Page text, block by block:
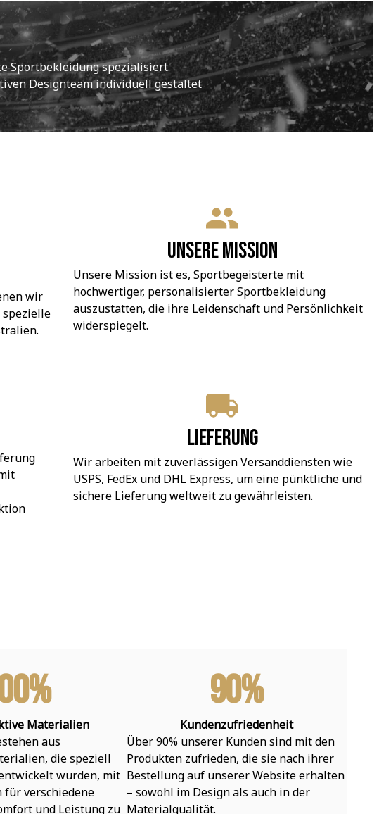
Sportbekleidung spezialisiert.
Designteam individuell gestaltet
wir
Unsere Mission
Unsere Mission ist es, Sportbegeisterte mit
hochwertiger, personalisierter Sportbekleidung
auszustatten, die ihre Leidenschaft und Persönlichkeit
widerspiegelt.
Lieferung
Wir arbeiten mit zuverlässigen Versanddiensten wie
USPS, FedEx und DHL Express, um eine pünktliche und
sichere Lieferung weltweit zu gewährleisten.
Materialien
aus
die speziell
wurden, mit
für verschiedene
und Leistung zu
90%
Kundenzufriedenheit
Über 90% unserer Kunden sind mit den
Produkten zufrieden, die sie nach ihrer
Bestellung auf unserer Website erhalten
– sowohl im Design als auch in der
Materialqualität.